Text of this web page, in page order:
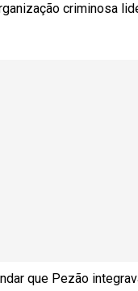
criminosa
que Pezão